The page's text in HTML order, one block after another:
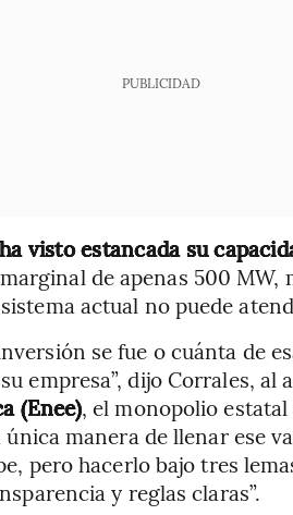
PUBLICIDAD
ha visto estancada su
de apenas 500 MW,
actual no puede
se fue o cuánta de
empresa”, dijo Corrales, al
(Enee), el monopolio
manera de llenar ese
pero hacerlo bajo tres
y reglas claras”.